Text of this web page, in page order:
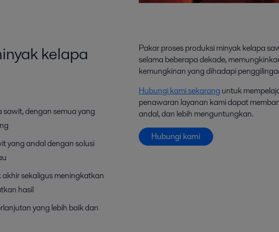
kelapa
dengan semua yang
yang andal dengan solusi
sekaligus meningkatkan
hasil
yang lebih baik dan
Pakar proses produksi minyak kelapa
selama beberapa dekade,
kemungkinan yang dihadapi
Hubungi kami sekarang untuk
penawaran layanan kami dapat
andal, dan lebih menguntungkan.
Hubungi kami